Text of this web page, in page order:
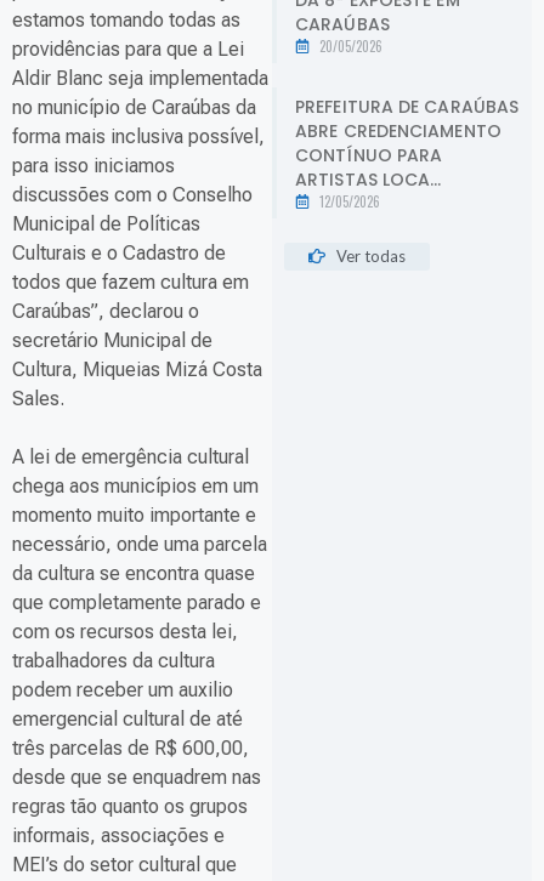
estamos tomando todas as
providências para que a Lei
Aldir Blanc seja implementada
no município de Caraúbas da
forma mais inclusiva possível,
para isso iniciamos
discussões com o Conselho
Municipal de Políticas
Culturais e o Cadastro de
todos que fazem cultura em
Caraúbas”, declarou o
secretário Municipal de
Cultura, Miqueias Mizá Costa
Sales.
A lei de emergência cultural
chega aos municípios em um
momento muito importante e
necessário, onde uma parcela
da cultura se encontra quase
que completamente parado e
com os recursos desta lei,
trabalhadores da cultura
podem receber um auxilio
emergencial cultural de até
três parcelas de R$ 600,00,
desde que se enquadrem nas
regras tão quanto os grupos
informais, associações e
MEI’s do setor cultural que
CARAÚBAS
20/05/2026
PREFEITURA DE CARAÚBAS
ABRE CREDENCIAMENTO
CONTÍNUO PARA
ARTISTAS LOCA...
12/05/2026
Ver todas